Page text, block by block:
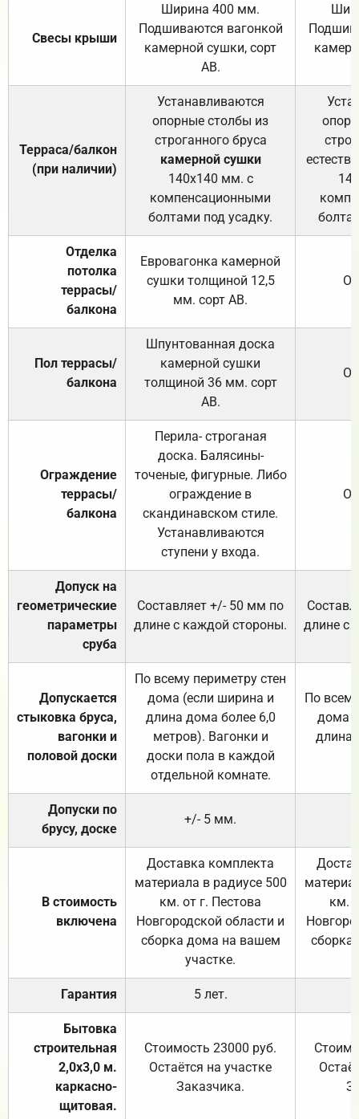
Свесы крыши
Ширина 400 мм.
Подшиваются вагонкой
камерной сушки, сорт
АВ.
Терраса/балкон
(при наличии)
Устанавливаются
опорные столбы из
строганного бруса
камерной сушки
140х140 мм. с
компенсационными
болтами под усадку.
Отделка
потолка
террасы/
балкона
Евровагонка камерной
сушки толщиной 12,5
мм. сорт АВ.
Пол террасы/
балкона
Шпунтованная доска
камерной сушки
толщиной 36 мм. сорт
АВ.
Ограждение
террасы/
балкона
Перила- строганая
доска. Балясины-
точеные, фигурные. Либо
ограждение в
скандинавском стиле.
Устанавливаются
ступени у входа.
Допуск на
геометрические
параметры
сруба
Составляет +/- 50 мм по
длине с каждой стороны.
длине с
Допускается
стыковка бруса,
вагонки и
половой доски
По всему периметру стен
дома (если ширина и
длина дома более 6,0
метров). Вагонки и
доски пола в каждой
отдельной комнате.
По
дома
длина
Допуски по
брусу, доске
+/- 5 мм.
В стоимость
включена
Доставка комплекта
материала в радиусе 500
км. от г. Пестова
Новгородской области и
сборка дома на вашем
участке.
км.
Гарантия 5 лет.
Бытовка
строительная
2,0х3,0 м.
каркасно-
щитовая.
Стоимость 23000 руб.
Остаётся на участке
Заказчика.